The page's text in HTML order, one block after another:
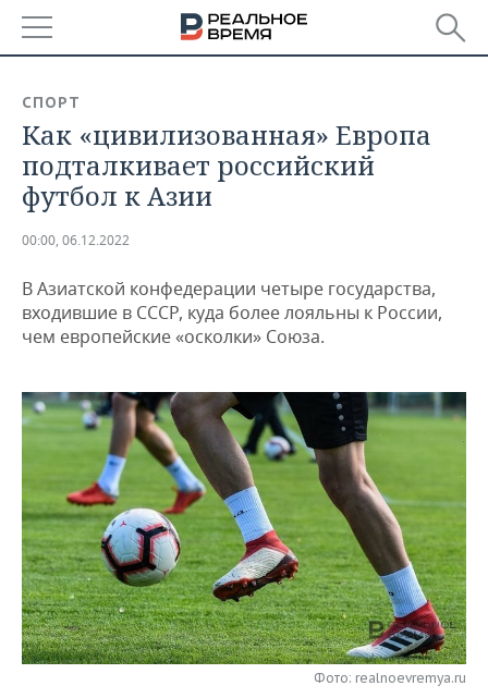
БАШКОРТОСТАН
ТАТАРСТАН
НОВОСТИ
АНАЛИТИКА
ДЕКЛАРАЦИИ О ДОХОДАХ
КОРОЛИ ГОСЗАКАЗА ПФО
КОМУ ПРИНАДЛЕЖАТ
ТОРГОВЫЕ ЦЕНТРЫ
ТАТАРСТАНА
НОВОСТИ ЭКОНОМИКИ
ФИНАНСЫ
БЮДЖЕТ
ИНВЕСТИЦИИ
ПРОМЫШЛЕННОСТЬ
НОВОСТИ
ПРОМЫШЛЕННОСТИ
АГРОПРОМ
МАШИНОСТРОЕНИЕ
НЕФТЕХИМИЯ
НЕФТЬ
ОПК
ЭНЕРГЕТИКА
НЕДВИЖИМОСТЬ
НОВОСТИ АВТО
БИЗНЕС
НОВОСТИ БИЗНЕСА
РОЗНИЧНАЯ ТОРГОВЛЯ
ТРАНСПОРТ
УСЛУГИ
ТЕХНОЛОГИИ
НОВОСТИ ТЕХНОЛОГИЙ
IT
МЕДИА
МЕРОПРИЯТИЯ
НОВОСТИ МЕРОПРИЯТИЙ
ВЫЕЗДНАЯ РЕДАКЦИЯ
СПОРТ
НОВОСТИ СПОРТА
ОБЩЕСТВО
СПОРТ
Как «цивилизованная» Европа
подталкивает российский
футбол к Азии
00:00, 06.12.2022
В Азиатской конфедерации четыре государства,
входившие в СССР, куда более лояльны к России,
чем европейские «осколки» Союза.
Фото: realnoevremya.ru